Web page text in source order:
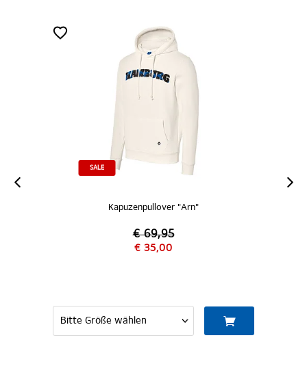
SALE
Kapuzenpullover "Arn"
€ 69,95
€ 35,00